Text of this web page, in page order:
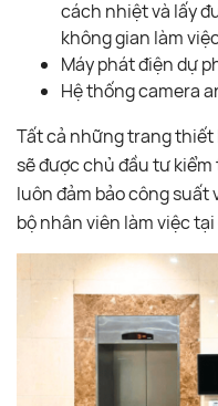
cách nhiệt và lấy
không gian làm
Máy phát điện dự
Hệ thống camera
Tất cả những trang thiết
sẽ được chủ đầu tư
luôn đảm bảo công
bộ nhân viên làm việc tại